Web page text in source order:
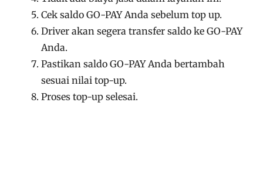
Cek saldo GO-PAY Anda sebelum top up.
Driver akan segera transfer saldo ke GO-PAY
Anda.
Pastikan saldo GO-PAY Anda bertambah
sesuai nilai top-up.
Proses top-up selesai.